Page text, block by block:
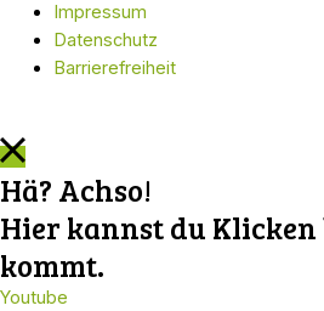
Impressum
Datenschutz
Barrierefreiheit
Hä? Achso!
Hier kannst du
kommt.
Youtube